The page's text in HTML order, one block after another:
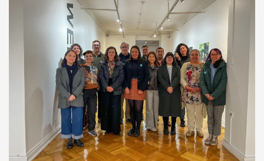
a
referentes
culturales
en
encuentro
sobre
descentralización
y
territorio